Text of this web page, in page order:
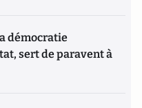
démocratie
sert de paravent à